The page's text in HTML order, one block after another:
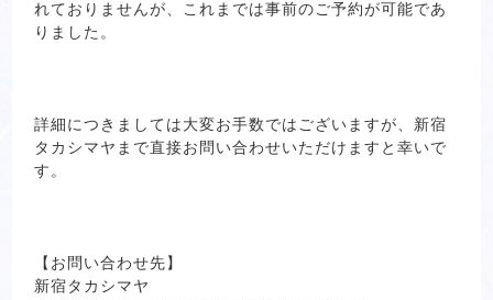
れておりませんが、これまでは事前のご予約が可能であ
りました。
詳細につきましては大変お手数ではございますが、新宿
タカシマヤまで直接お問い合わせいただけますと幸いで
す。
【お問い合わせ先】
新宿タカシマヤ